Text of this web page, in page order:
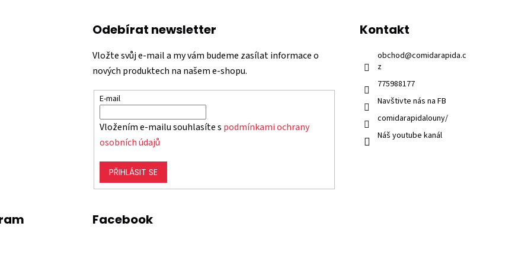
Odebírat newsletter
Vložte svůj e-mail a my vám budeme zasílat informace o
nových produktech na našem e-shopu.
E-mail
Vložením e-mailu souhlasíte s podmínkami ochrany
osobních údajů
PŘIHLÁSIT SE
Kontakt
obchod@comidarapida.c
z
775988177
Navštivte nás na FB
comidarapidalouny/
Náš youtube kanál
Facebook